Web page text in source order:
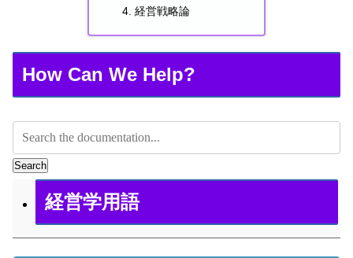
経営戦略論
How Can We Help?
Search
経営学用語